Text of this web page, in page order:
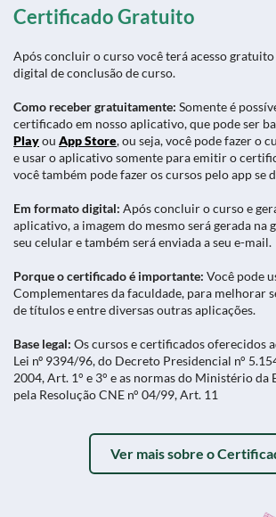
Certificado Gratuito
Após concluir o curso você terá acesso
digital de conclusão de curso.
Como receber gratuitamente: Somente é
certificado em nosso aplicativo, que pode ser
Playou App Store, ou seja, você pode fazer o
e usar o aplicativo somente para emitir o
você também pode fazer os cursos pelo app se
Em formato digital: Após concluir o curso e
aplicativo, a imagem do mesmo será gerada na
seu celular e também será enviada a seu e-mail.
Porque o certificado é importante: Você pode
Complementares da faculdade, para melhorar
de títulos e entre diversas outras aplicações.
Base legal: Os cursos e certificados oferecidos
Lei nº 9394/96, do Decreto Presidencial n°
2004, Art. 1° e 3° e as normas do Ministério da
pela Resolução CNE n° 04/99, Art. 11
Ver mais sobre o